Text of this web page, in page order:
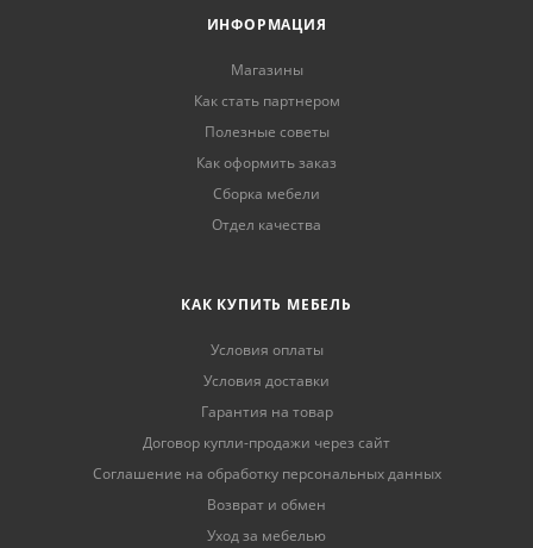
ИНФОРМАЦИЯ
Магазины
Как стать партнером
Полезные советы
Как оформить заказ
Сборка мебели
Отдел качества
КАК КУПИТЬ МЕБЕЛЬ
Условия оплаты
Условия доставки
Гарантия на товар
Договор купли-продажи через сайт
Соглашение на обработку персональных данных
Возврат и обмен
Уход за мебелью